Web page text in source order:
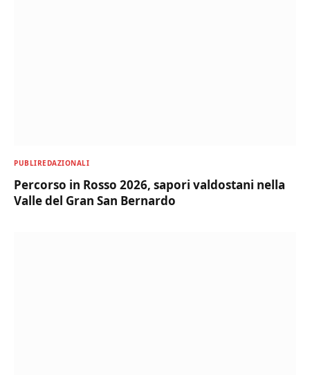
PUBLIREDAZIONALI
Percorso in Rosso 2026, sapori valdostani nella
Valle del Gran San Bernardo